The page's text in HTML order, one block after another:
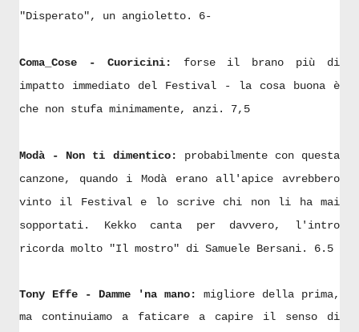
"Disperato", un angioletto. 6-
Coma_Cose - Cuoricini:
forse il brano più di
impatto immediato del Festival - la cosa buona è
che non stufa minimamente, anzi. 7,5
Modà - Non ti dimentico: probabilmente con questa
canzone, quando i Modà erano all'apice avrebbero
vinto il Festival e lo scrive chi non li ha mai
sopportati. Kekko canta per davvero, l'intro
ricorda molto "Il mostro" di Samuele Bersani. 6.5
Tony Effe - Damme 'na mano:
migliore della prima,
ma continuiamo a faticare a capire il senso di